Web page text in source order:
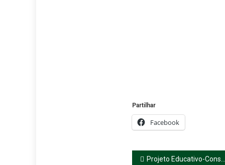
Partilhar
Facebook
Navegação
Projeto Educativo-Consulta pública